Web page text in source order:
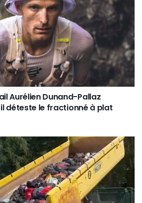
Aurélien Dunand-Pallaz
déteste le fractionné à plat